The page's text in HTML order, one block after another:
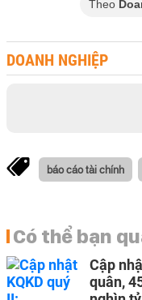
Theo
DOANH NGHIỆP
báo cáo tài chính
Có thể bạn
Cập
quân,